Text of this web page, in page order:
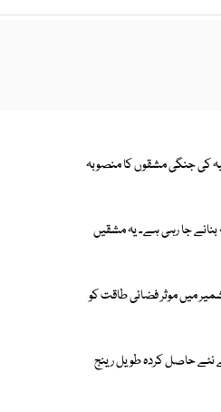
کی جنگی مشقوں کا منصوبہ
بنانے جا رہی ہے۔ یہ مشقیں
میں موثر فضائی طاقت کو
نئے حاصل کردہ طویل رینج